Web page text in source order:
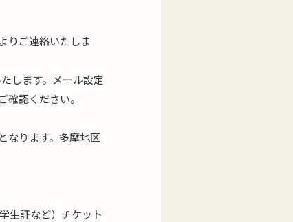
りご連絡いたしま
します。メール設定
認ください。
となります。多摩地区
生証など）チケット